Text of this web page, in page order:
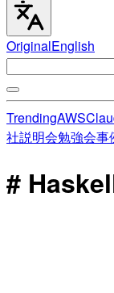
OriginalEnglish
TrendingAWS
社説明会勉強会事
#